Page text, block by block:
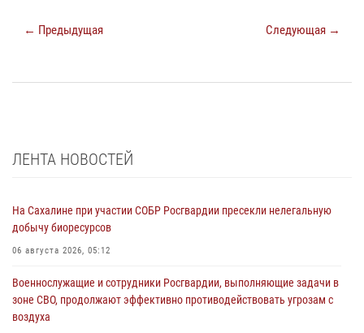
← Предыдущая Следующая →
ЛЕНТА НОВОСТЕЙ
На Сахалине при участии СОБР Росгвардии пресекли нелегальную
добычу биоресурсов
06 августа 2026, 05:12
Военнослужащие и сотрудники Росгвардии, выполняющие задачи в
зоне СВО, продолжают эффективно противодействовать угрозам с
воздуха